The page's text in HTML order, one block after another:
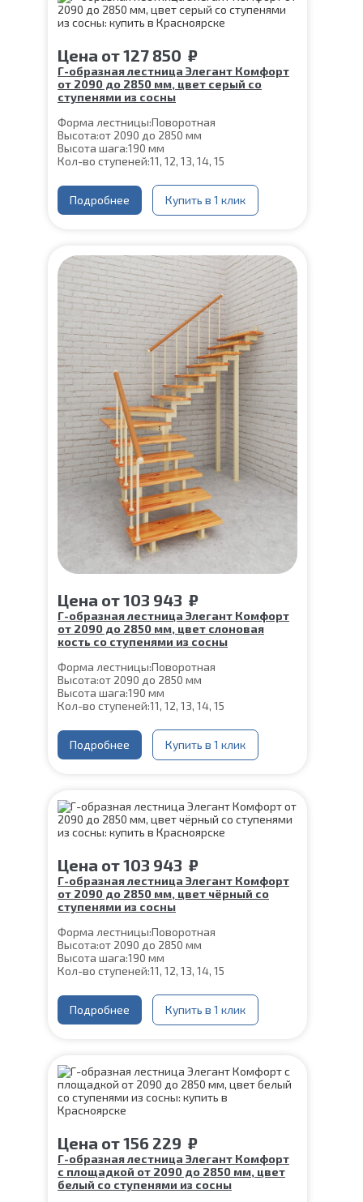
Срок гарантии (на металлокаркас):25 лет
Цена от127 850 ₽
Г-образная лестница Элегант Комфорт
от 2090 до 2850 мм, цвет серый со
ступенями из сосны
Форма лестницы:Поворотная
Высота:от 2090 до 2850 мм
Высота шага:190 мм
Кол-во ступеней:11, 12, 13, 14, 15
Глубина ступени:
300 мм
Материал каркаса:
Сталь
Конструкция:На двойном косоуре
Угол наклона:
39°
Срок гарантии (на металлокаркас):25 лет
Подробнее Купить в 1 клик
Цена от103 943 ₽
Г-образная лестница Элегант Комфорт
от 2090 до 2850 мм, цвет слоновая
кость со ступенями из сосны
Форма лестницы:Поворотная
Высота:от 2090 до 2850 мм
Высота шага:190 мм
Кол-во ступеней:11, 12, 13, 14, 15
Глубина ступени:
300 мм
Материал каркаса:
Сталь
Конструкция:На двойном косоуре
Угол наклона: 39°
Срок гарантии (на металлокаркас):25 лет
Подробнее Купить в 1 клик
Цена от103 943 ₽
Г-образная лестница Элегант Комфорт
от 2090 до 2850 мм, цвет чёрный со
ступенями из сосны
Форма лестницы:Поворотная
Высота:от 2090 до 2850 мм
Высота шага:190 мм
Кол-во ступеней:11, 12, 13, 14, 15
Глубина ступени:
300 мм
Материал каркаса:
Сталь
Конструкция:На двойном косоуре
Угол наклона: 39°
Срок гарантии (на металлокаркас):25 лет
Подробнее Купить в 1 клик
Цена от156 229 ₽
Г-образная лестница Элегант Комфорт
с площадкой от 2090 до 2850 мм, цвет
белый со ступенями из сосны